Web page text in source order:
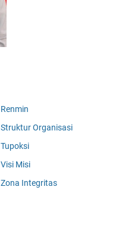
Renmin
Struktur Organisasi
Tupoksi
Visi Misi
Zona Integritas